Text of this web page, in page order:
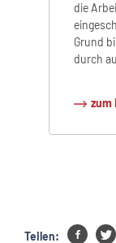
die
Grund
durch
zum
Teilen: